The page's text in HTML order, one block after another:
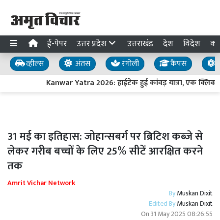
ई-पेपर उत्तर प्रदेश उत्तराखंड देश विदेश
व्हील्स अंतस रंगोली कैंपस
Kanwar Yatra 2026: हाईटेक हुई कांवड़ यात्रा, एक
31 मई का इतिहास: जोहान्सबर्ग पर ब्रिटिश कब्जे से
लेकर गरीब बच्चों के लिए 25% सीटें आरक्षित करने
तक
Amrit Vichar Network
ByMuskan Dixit
Edited ByMuskan Dixit
On31 May 2025 08:26:55